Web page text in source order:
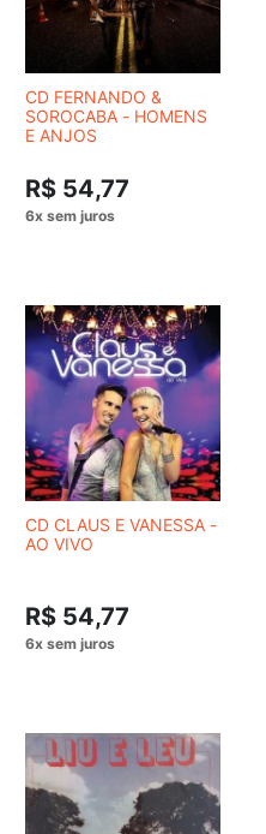
CD FERNANDO &
SOROCABA - HOMENS
E ANJOS
R$ 54,77
CD CLAUS E VANESSA -
AO VIVO
R$ 54,77